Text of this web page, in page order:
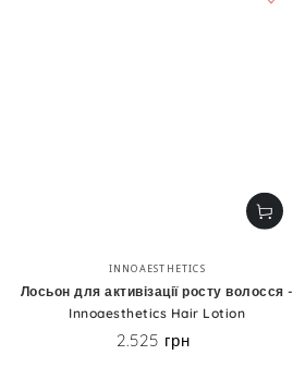
Бренд:
INNOAESTHETICS
Лосьон для активізації росту волосся -
Innoaesthetics Hair Lotion
Ціна
2.525 грн